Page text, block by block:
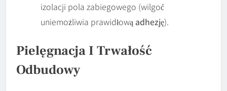
izolacji pola zabiegowego (wilgoć
uniemożliwia prawidłową adhezję).
Pielęgnacja I Trwałość
Odbudowy